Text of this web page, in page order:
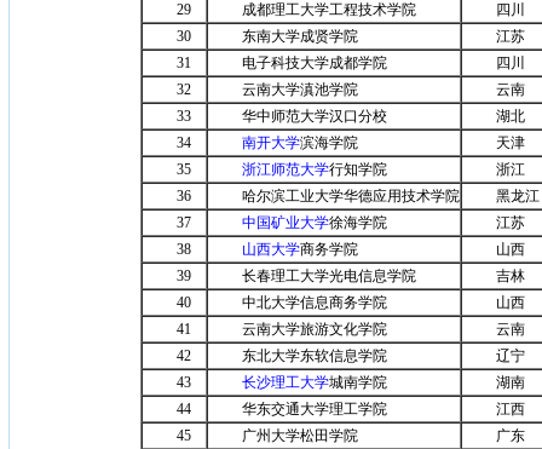
29
成都理工大学工程技术学院
四川
30
东南大学成贤学院
江苏
31
电子科技大学成都学院
四川
32
云南大学滇池学院
云南
33
华中师范大学汉口分校
湖北
34
南开大学滨海学院
天津
35
浙江师范大学行知学院
浙江
36
哈尔滨工业大学华德应用技术学院
黑龙江
37
中国矿业大学徐海学院
江苏
38
山西大学商务学院
山西
39
长春理工大学光电信息学院
吉林
40
中北大学信息商务学院
山西
41
云南大学旅游文化学院
云南
42
东北大学东软信息学院
辽宁
43
长沙理工大学城南学院
湖南
44
华东交通大学理工学院
江西
45
广州大学松田学院 广东